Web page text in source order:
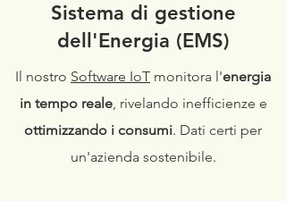
Sistema di gestione
dell'Energia (EMS)
Il nostro Software IoT monitora l'energia
in tempo reale, rivelando inefficienze e
ottimizzando i consumi. Dati certi per
un'azienda sostenibile.